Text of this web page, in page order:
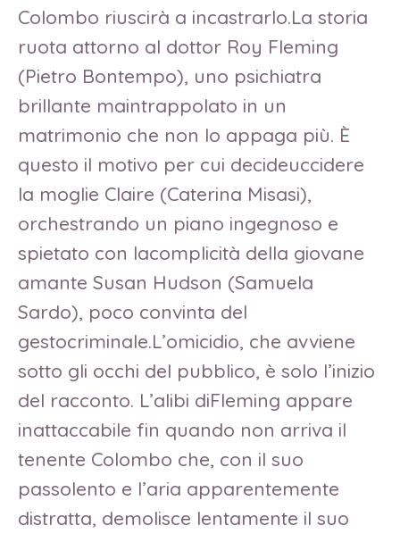
Colombo riuscirà a incastrarlo.La storia
ruota attorno al dottor Roy Fleming
(Pietro Bontempo), uno psichiatra
brillante maintrappolato in un
matrimonio che non lo appaga più. È
questo il motivo per cui decideuccidere
la moglie Claire (Caterina Misasi),
orchestrando un piano ingegnoso e
spietato con lacomplicità della giovane
amante Susan Hudson (Samuela
Sardo), poco convinta del
gestocriminale.L’omicidio, che avviene
sotto gli occhi del pubblico, è solo l’inizio
del racconto. L’alibi diFleming appare
inattaccabile fin quando non arriva il
tenente Colombo che, con il suo
passolento e l’aria apparentemente
distratta, demolisce lentamente il suo